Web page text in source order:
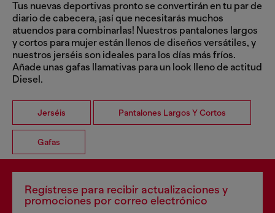
Tus nuevas deportivas pronto se convertirán en tu par de
diario de cabecera, ¡así que necesitarás muchos
atuendos para combinarlas! Nuestros pantalones largos
y cortos para mujer están llenos de diseños versátiles, y
nuestros jerséis son ideales para los días más fríos.
Añade unas gafas llamativas para un look lleno de actitud
Diesel.
Jerséis Pantalones Largos Y Cortos
Gafas
Regístrese para recibir actualizaciones y
promociones por correo electrónico